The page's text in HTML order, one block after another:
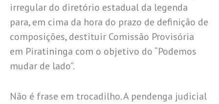
irregular do diretório estadual da legenda
para, em cima da hora do prazo de definição de
composições, destituir Comissão Provisória
em Piratininga com o objetivo do “Podemos
mudar de lado”.
Não é frase em trocadilho. A pendenga judicial